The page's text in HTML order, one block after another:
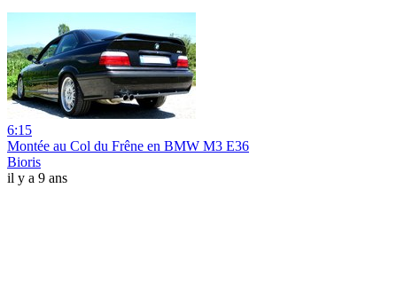
6:15
Montée au Col du Frêne en BMW M3 E36
Bioris
il y a 9 ans